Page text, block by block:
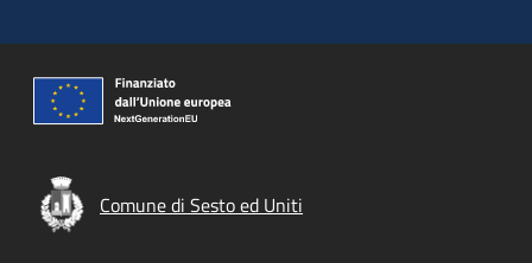
Comune di Sesto ed Uniti